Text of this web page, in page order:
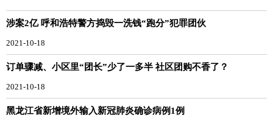
涉案2亿 呼和浩特警方捣毁一洗钱“跑分”犯罪团伙
2021-10-18
订单骤减、小区里“团长”少了一多半 社区团购不香了？
2021-10-18
黑龙江省新增境外输入新冠肺炎确诊病例1例